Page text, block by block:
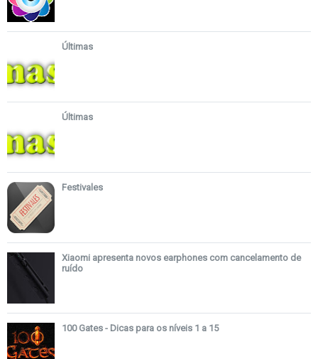
Últimas
Últimas
Festivales
Xiaomi apresenta novos earphones com cancelamento de
ruído
100 Gates - Dicas para os níveis 1 a 15